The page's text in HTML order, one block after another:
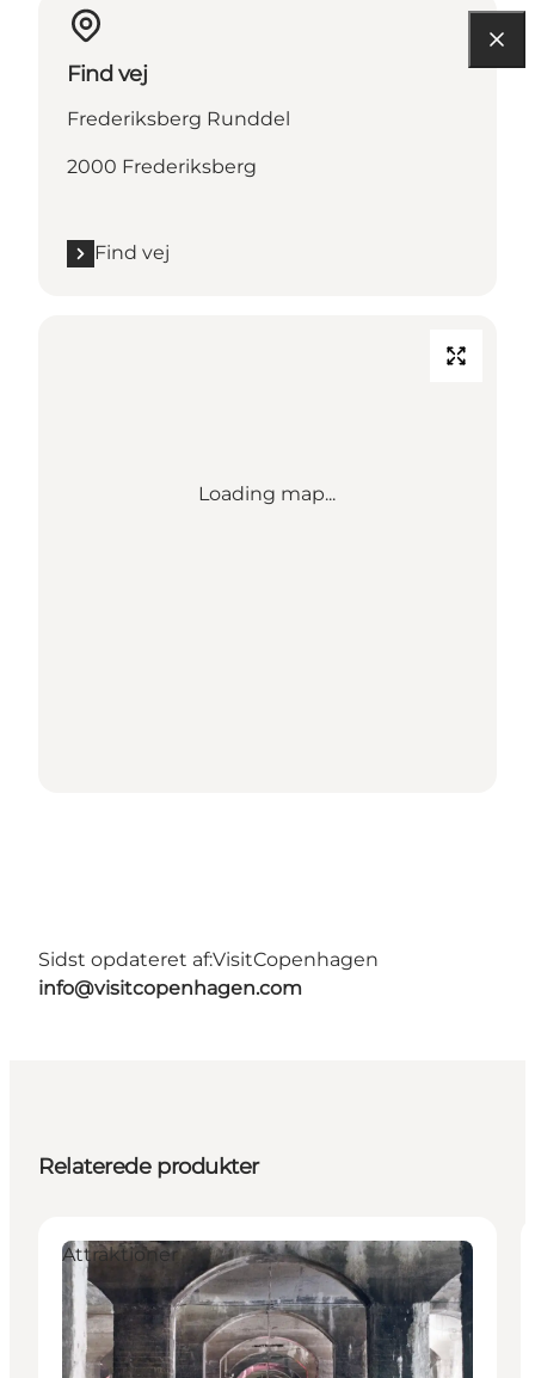
Find vej
Frederiksberg Runddel
2000 Frederiksberg
Find vej
Loading map...
Sidst opdateret af:VisitCopenhagen
info@visitcopenhagen.com
Relaterede produkter
Attraktioner